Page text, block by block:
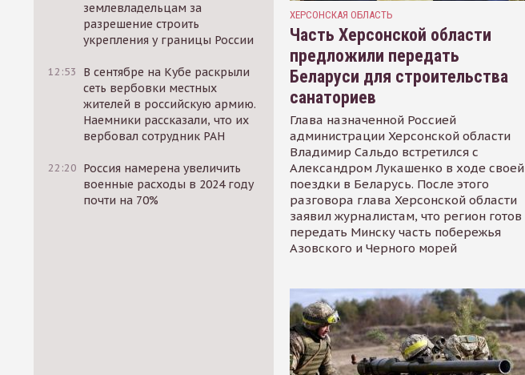
землевладельцам за
разрешение строить
укрепления у границы России
12:53
В сентябре на Кубе раскрыли
сеть вербовки местных
жителей в российскую армию.
Наемники рассказали, что их
вербовал сотрудник РАН
22:20 Россия намерена увеличить
военные расходы в 2024 году
почти на 70%
ХЕРСОНСКАЯ ОБЛАСТЬ
Часть Херсонской области
предложили передать
Беларуси для строительства
санаториев
Глава назначенной Россией
администрации Херсонской области
Владимир Сальдо встретился с
Александром Лукашенко в ходе своей
поездки в Беларусь. После этого
разговора глава Херсонской области
заявил журналистам, что регион готов
передать Минску часть побережья
Азовского и Черного морей